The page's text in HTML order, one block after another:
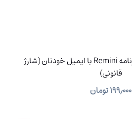
خرید اکانت پرمیوم برنامه Remini با ایمیل خودتان (شارژ
قانونی)
۱۹۹٫۰۰۰تومان